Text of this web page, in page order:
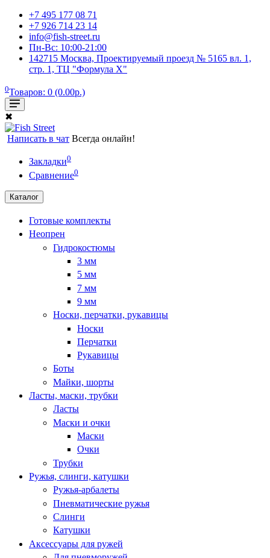
+7 495 177 08 71
+7 926 714 23 14
info@fish-street.ru
Пн-Вс: 10:00-21:00
142715 Москва, Проектируемый проезд № 5165 вл. 1,
стр. 1, ТЦ "Формула X"
0Товаров: 0 (0.00р.)
✖
Написать в чат Всегда онлайн!
Закладки0
Сравнение0
Каталог
Готовые комплекты
Неопрен
Гидрокостюмы
3 мм
5 мм
7 мм
9 мм
Носки, перчатки, рукавицы
Носки
Перчатки
Рукавицы
Боты
Майки, шорты
Ласты, маски, трубки
Ласты
Маски и очки
Маски
Очки
Трубки
Ружья, слинги, катушки
Ружья-арбалеты
Пневматические ружья
Слинги
Катушки
Аксессуары для ружей